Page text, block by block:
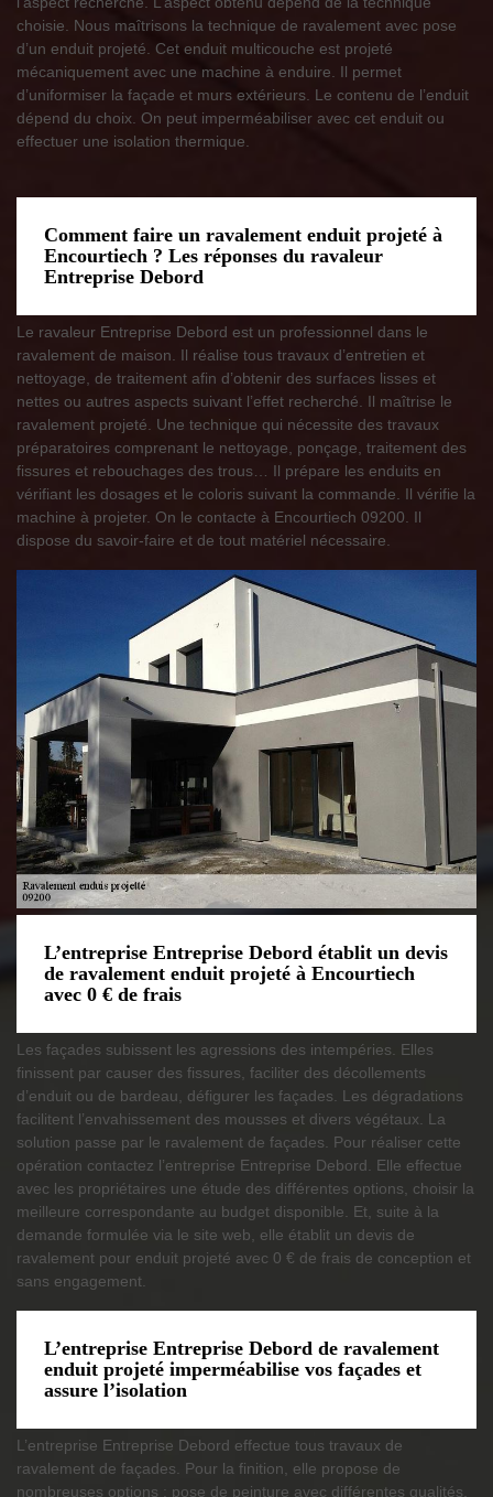
choisie. Nous maîtrisons la technique de ravalement avec pose
d’un enduit projeté. Cet enduit multicouche est projeté
mécaniquement avec une machine à enduire. Il permet
d’uniformiser la façade et murs extérieurs. Le contenu de l’enduit
dépend du choix. On peut imperméabiliser avec cet enduit ou
effectuer une isolation thermique.
Comment faire un ravalement enduit projeté à
Encourtiech ? Les réponses du ravaleur
Entreprise Debord
Le ravaleur Entreprise Debord est un professionnel dans le
ravalement de maison. Il réalise tous travaux d’entretien et
nettoyage, de traitement afin d’obtenir des surfaces lisses et
nettes ou autres aspects suivant l’effet recherché. Il maîtrise le
ravalement projeté. Une technique qui nécessite des travaux
préparatoires comprenant le nettoyage, ponçage, traitement des
fissures et rebouchages des trous… Il prépare les enduits en
vérifiant les dosages et le coloris suivant la commande. Il vérifie la
machine à projeter. On le contacte à Encourtiech 09200. Il
dispose du savoir-faire et de tout matériel nécessaire.
L’entreprise Entreprise Debord établit un devis
de ravalement enduit projeté à Encourtiech
avec 0 € de frais
Les façades subissent les agressions des intempéries. Elles
finissent par causer des fissures, faciliter des décollements
d’enduit ou de bardeau, défigurer les façades. Les dégradations
facilitent l’envahissement des mousses et divers végétaux. La
solution passe par le ravalement de façades. Pour réaliser cette
opération contactez l’entreprise Entreprise Debord. Elle effectue
avec les propriétaires une étude des différentes options, choisir la
meilleure correspondante au budget disponible. Et, suite à la
demande formulée via le site web, elle établit un devis de
ravalement pour enduit projeté avec 0 € de frais de conception et
sans engagement.
L’entreprise Entreprise Debord de ravalement
enduit projeté imperméabilise vos façades et
assure l’isolation
L’entreprise Entreprise Debord effectue tous travaux de
ravalement de façades. Pour la finition, elle propose de
nombreuses options : pose de peinture avec différentes qualités,